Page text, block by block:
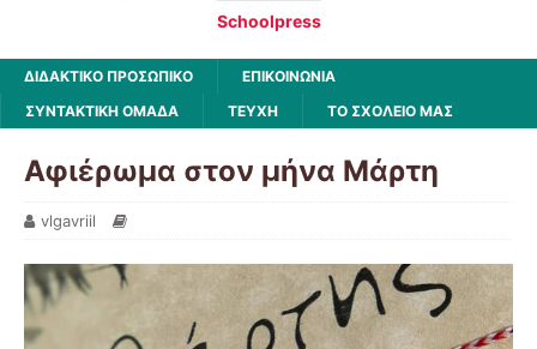
Schoolpress
ΔΙΔΑΚΤΙΚΟ ΠΡΟΣΩΠΙΚΟ
ΕΠΙΚΟΙΝΩΝΙΑ
ΣΥΝΤΑΚΤΙΚΗ ΟΜΑΔΑ
ΤΕΥΧΗ ΤΟ ΣΧΟΛΕΙΟ ΜΑΣ
Αφιέρωμα στον μήνα Μάρτη
vlgavriil